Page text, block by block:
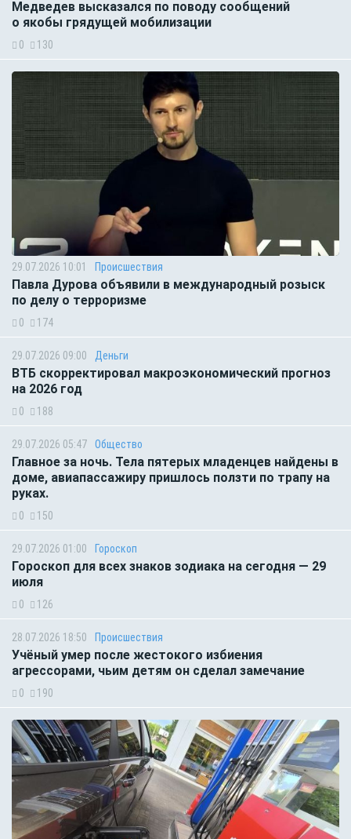
Медведев высказался по поводу сообщений
о якобы грядущей мобилизации
0 130
29.07.2026 10:01 Происшествия
Павла Дурова объявили в международный розыск
по делу о терроризме
0 174
29.07.2026 09:00 Деньги
ВТБ скорректировал макроэкономический прогноз
на 2026 год
0 188
29.07.2026 05:47 Общество
Главное за ночь. Тела пятерых младенцев найдены в
доме, авиапассажиру пришлось ползти по трапу на
руках.
0 150
29.07.2026 01:00 Гороскоп
Гороскоп для всех знаков зодиака на сегодня — 29
июля
0 126
28.07.2026 18:50 Происшествия
Учёный умер после жестокого избиения
агрессорами, чьим детям он сделал замечание
0 190